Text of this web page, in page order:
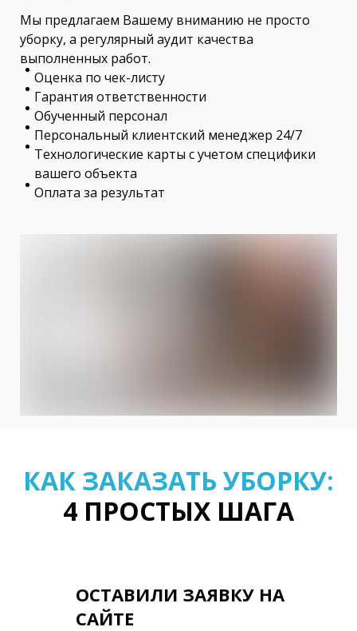
Мы предлагаем Вашему вниманию не просто
уборку, а регулярный аудит качества
выполненных работ.
Оценка по чек-листу
Гарантия ответственности
Обученный персонал
Персональный клиентский менеджер 24/7
Технологические карты с учетом специфики
вашего объекта
Оплата за результат
КАК ЗАКАЗАТЬ УБОРКУ:
4 ПРОСТЫХ ШАГА
ОСТАВИЛИ ЗАЯВКУ НА
САЙТЕ